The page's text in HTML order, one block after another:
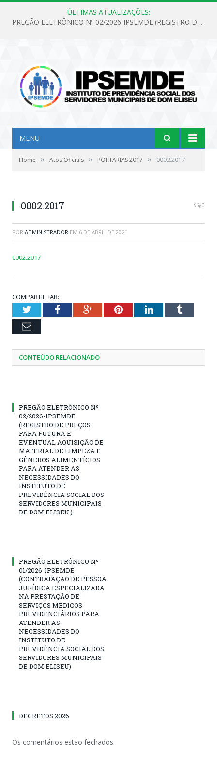
ÚLTIMAS ATUALIZAÇÕES:
PREGÃO ELETRÔNICO Nº 02/2026-IPSEMDE (REGISTRO DE PREÇOS PARA FUTURA E EVENTUAL AQUISIÇÃO DE MATERIAL DE LIMPEZA E GÊNEROS ALIMENTÍCIOS PARA ATENDER AS NECESSIDADES DO INSTITUTO DE PREVIDÊNCIA SOCIAL DOS SERVIDORES MUNICIPAIS DE DOM ELISEU.)
MENU
Home » Atos Oficiais » PORTARIAS 2017 » 0002.2017
0002.2017 0
POR ADMINISTRADOR EM 6 DE ABRIL DE 2021
0002.2017
COMPARTILHAR:
TwitterFacebookGoogle+PinterestLinkedInTumblr
Email
CONTEÚDO RELACIONADO
PREGÃO ELETRÔNICO Nº
02/2026-IPSEMDE
(REGISTRO DE PREÇOS
PARA FUTURA E
EVENTUAL AQUISIÇÃO DE
MATERIAL DE LIMPEZA E
GÊNEROS ALIMENTÍCIOS
PARA ATENDER AS
NECESSIDADES DO
INSTITUTO DE
PREVIDÊNCIA SOCIAL DOS
SERVIDORES MUNICIPAIS
DE DOM ELISEU.)
PREGÃO ELETRÔNICO Nº
01/2026-IPSEMDE
(CONTRATAÇÃO DE PESSOA
JURÍDICA ESPECIALIZADA
NA PRESTAÇÃO DE
SERVIÇOS MÉDICOS
PREVIDENCIÁRIOS PARA
ATENDER AS
NECESSIDADES DO
INSTITUTO DE
PREVIDÊNCIA SOCIAL DOS
SERVIDORES MUNICIPAIS
DE DOM ELISEU)
DECRETOS 2026
Os comentários estão fechados.